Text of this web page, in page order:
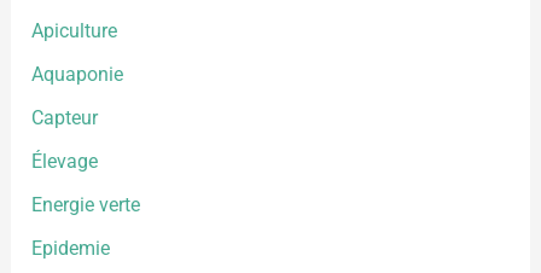
Apiculture
Aquaponie
Capteur
Élevage
Energie verte
Epidemie